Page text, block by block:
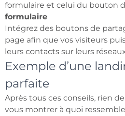
formulaire et celui du bouton
formulaire
Intégrez des boutons de
page afin que vos visiteurs
leurs contacts sur leurs
Exemple d’une
parfaite
Après tous ces conseils, rien
vous montrer à quoi